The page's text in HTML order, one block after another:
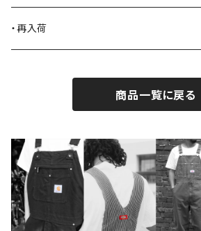
BLACK JACK BOOTS
BY ROBERT JAMES
CAMBER
Carhartt
ライター
エプロン
バイク用品
2026.7.31
2026.7.6
2026.6.29
・再入荷
2026.7.23
2026.6.27
商品一覧に戻る